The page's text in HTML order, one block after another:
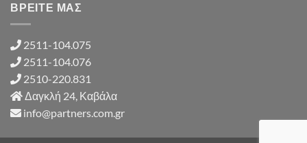
ΒΡΕΙΤΕ ΜΑΣ
2511-104.075
2511-104.076
2510-220.831
Δαγκλή 24, Καβάλα
info@partners.com.gr